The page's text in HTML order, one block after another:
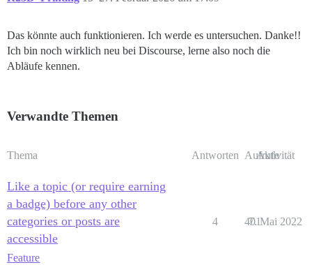
Das könnte auch funktionieren. Ich werde es untersuchen. Danke!!
Ich bin noch wirklich neu bei Discourse, lerne also noch die
Abläufe kennen.
Verwandte Themen
Thema Antworten Aufrufe
Aktivität
Like a topic (or require earning
a badge) before any other
categories or posts are
accessible
Feature
4 401
7. Mai 2022